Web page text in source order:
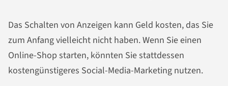
Das Schalten von Anzeigen kann Geld kosten, das Sie
zum Anfang vielleicht nicht haben. Wenn Sie einen
Online-Shop starten, könnten Sie stattdessen
kostengünstigeres Social-Media-Marketing nutzen.